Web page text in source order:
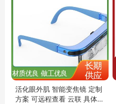
活化眼外肌 智能变焦镜 定制
方案 可远程查看 云联 具体洽